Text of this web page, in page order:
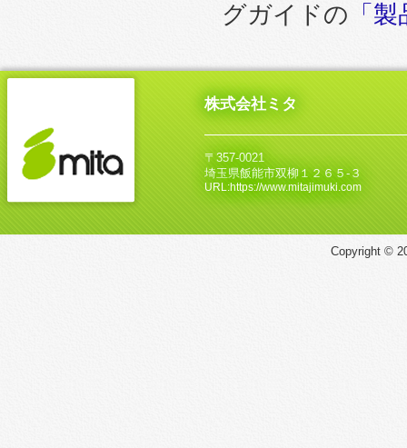
グガイドの 「
株式会社ミタ
〒357-0021
埼玉県飯能市双柳１２６５‐３
URL:https://www.mitajimuki.com
Copyright ©